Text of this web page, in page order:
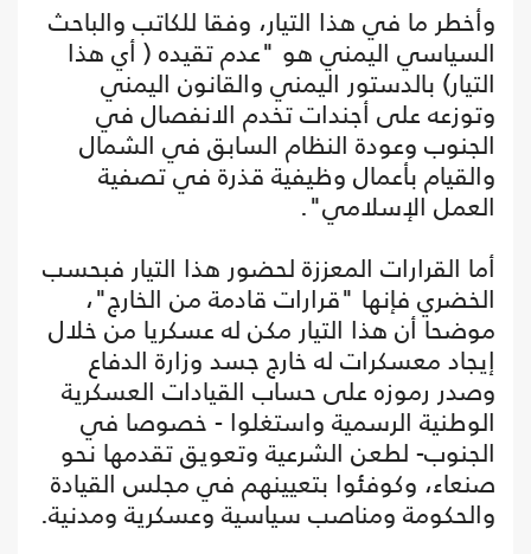
وأخطر ما في هذا التيار، وفقا للكاتب والباحث
السياسي اليمني هو "عدم تقيده ( أي هذا
التيار) بالدستور اليمني والقانون اليمني
وتوزعه على أجندات تخدم الانفصال في
الجنوب وعودة النظام السابق في الشمال
والقيام بأعمال وظيفية قذرة في تصفية
العمل الإسلامي".
أما القرارات المعززة لحضور هذا التيار فبحسب
الخضري فإنها "قرارات قادمة من الخارج"،
موضحا أن هذا التيار مكن له عسكريا من خلال
إيجاد معسكرات له خارج جسد وزارة الدفاع
وصدر رموزه على حساب القيادات العسكرية
الوطنية الرسمية واستغلوا - خصوصا في
الجنوب- لطعن الشرعية وتعويق تقدمها نحو
صنعاء، وكوفئوا بتعيينهم في مجلس القيادة
والحكومة ومناصب سياسية وعسكرية ومدنية.